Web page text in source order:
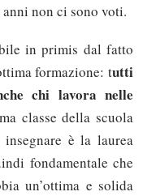
non ci sono voti.
in pri­mis dal fat­to
for­ma­zio­ne: tut­ti
chi la­vo­ra nel­le
clas­se del­la scuo­la
è la lau­rea
fon­da­men­ta­le che
un’ot­ti­ma e so­li­da